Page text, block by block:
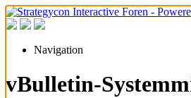
Navigation
vBulletin-